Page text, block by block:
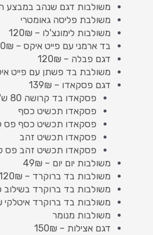
משולבות דגם שנהב במבצע
משולבת פליסה גאומטרי
משולבות לימונצ'לו – 120₪
בד ארמני עם פייט איקס – 120₪
דגם פבלה – 120₪
משולבת בד פשתן עם פייט איקס
דגם פסקאדו – 139₪
פסקאדו בד קרושה 80 ש"ח
פסקאדו תכשיט כסף
פסקאדו תכשיט כסף פס
פסקאדו תכשיט זהב
פסקאדו תכשיט זהב פס
משולבות יום יום – 49₪
משולבות בד ברוקרד – 120₪
משולבות בד ברוקרד בשילוב פרנז
משולבות בד ברוקרד איטלקי 150₪
משולבות מנומר
דגם אצילות – 150₪